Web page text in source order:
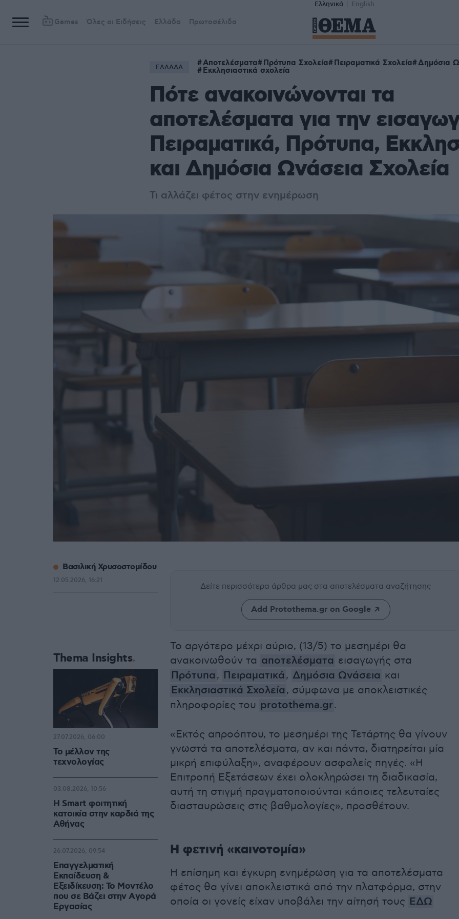
Ελληνικά English
Games Όλες οι Ειδήσεις Ελλάδα Πρωτοσέλιδα
ΕΛΛΑΔΑ Αποτελέσματα Πρότυπα Σχολεία Πειραματικά Σχολεία Δημόσια
Εκκλησιαστικά σχολεία
Πότε ανακοινώνονται τα
αποτελέσματα για την
Πειραματικά, Πρότυπα,
και Δημόσια Ωνάσεια Σχολεία
Τι αλλάζει φέτος στην ενημέρωση
Δείτε περισσότερα άρθρα μας στα αποτελέσματα αναζήτησης
Add Protothema.gr on Google
Το αργότερο μέχρι αύριο, (13/5) το μεσημέρι θα
ανακοινωθούν τα αποτελέσματα εισαγωγής στα
Πρότυπα , Πειραματικά , Δημόσια Ωνάσεια και
Εκκλησιαστικά Σχολεία , σύμφωνα με αποκλειστικές
πληροφορίες του protothema.gr.
«Εκτός απροόπτου, το μεσημέρι της Τετάρτης θα γίνουν
γνωστά τα αποτελέσματα, αν και πάντα, διατηρείται μία
μικρή επιφύλαξη», αναφέρουν ασφαλείς πηγές. «Η
Επιτροπή Εξετάσεων έχει ολοκληρώσει τη διαδικασία,
αυτή τη στιγμή πραγματοποιούνται κάποιες τελευταίες
διασταυρώσεις στις βαθμολογίες», προσθέτουν.
Η φετινή «καινοτομία»
Η επίσημη και έγκυρη ενημέρωση για τα αποτελέσματα
φέτος θα γίνει αποκλειστικά από την πλατφόρμα, στην
οποία οι γονείς είχαν υποβάλει την αίτησή τους ΕΔΩ
Βασιλική Χρυσοστομίδου
12.05.2026, 16:21
Thema Insights
Το μέλλον της
τεχνολογίας
27.07.2026, 06:00
Η Smart φοιτητική
κατοικία στην καρδιά της
Αθήνας
03.08.2026, 10:56
Επαγγελματική
Εκπαίδευση &
Εξειδίκευση: Το Mοντέλο
που σε Bάζει στην Aγορά
Eργασίας
26.07.2026, 09:54